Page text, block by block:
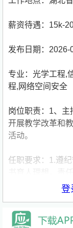
薪资待遇：15k-
发布日期：2026-
专业：光学工程,
程,网络空间安全
岗位职责：1、主
开展教学改革和
活动。
任职要求：1.遵
应岗位要求的身
良，中共党员、
登